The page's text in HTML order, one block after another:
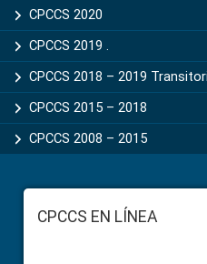
CPCCS 2020
CPCCS 2019 .
CPCCS 2018 – 2019
CPCCS 2015 – 2018
CPCCS 2008 – 2015
FooterCPCCS EN LÍNEA